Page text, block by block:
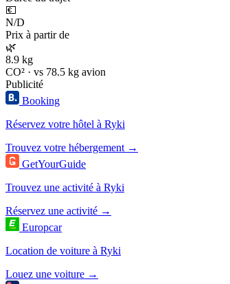
💶
N/D
Prix à partir de
🌿
8.9 kg
CO² · vs 78.5 kg avion
Publicité
Booking
Réservez votre hôtel à Ryki
Trouvez votre hébergement →
GetYourGuide
Trouvez une activité à Ryki
Réservez une activité →
Europcar
Location de voiture à Ryki
Louez une voiture →